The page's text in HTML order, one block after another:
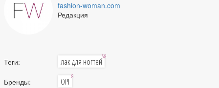
fashion-woman.com
Редакция
Теги: лак для ногтей58
Бренды: OPI 8